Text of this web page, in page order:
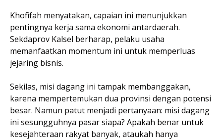
Khofifah menyatakan, capaian ini menunjukkan
pentingnya kerja sama ekonomi antardaerah.
Sekdaprov Kalsel berharap, pelaku usaha
memanfaatkan momentum ini untuk memperluas
jejaring bisnis.
Sekilas, misi dagang ini tampak membanggakan,
karena mempertemukan dua provinsi dengan potensi
besar. Namun patut menjadi pertanyaan: misi dagang
ini sesungguhnya pasar siapa? Apakah benar untuk
kesejahteraan rakyat banyak, ataukah hanya